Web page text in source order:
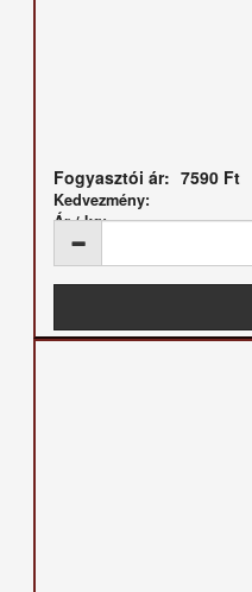
Fogyasztói ár: 7590 Ft
Kedvezmény:
Ár / kg: